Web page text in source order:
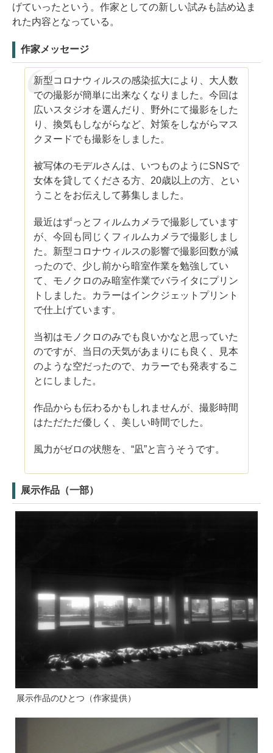
げていったという。作家としての新しい試みも詰め込ま
れた内容となっている。
作家メッセージ
新型コロナウィルスの感染拡大により、大人数
での撮影が簡単に出来なくなりました。今回は
広いスタジオを選んだり、野外にて撮影をした
り、換気もしながらなど、対策をしながらマス
クヌードでも撮影をしました。
被写体のモデルさんは、いつものようにSNSで
女体を貸してくださる方、20歳以上の方、とい
うことをお伝えして募集しました。
最近はずっとフィルムカメラで撮影しています
が、今回も同じくフィルムカメラで撮影しまし
た。新型コロナウィルスの影響で撮影回数が減
ったので、少し前から暗室作業を勉強してい
て、モノクロのみ暗室作業でバライタにプリン
トしました。カラーはインクジェットプリント
で仕上げています。
当初はモノクロのみでも良いかなと思っていた
のですが、当日の天気があまりにも良く、見本
のような空だったので、カラーでも発表するこ
とにしました。
作品からも伝わるかもしれませんが、撮影時間
はただただ優しく、美しい時間でした。
風力がゼロの状態を、“凪”と言うそうです。
展示作品（一部）
展示作品のひとつ（作家提供）